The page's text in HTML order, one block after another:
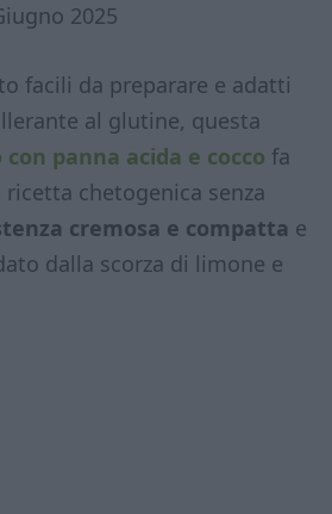
2025
facili da preparare e adatti
al glutine, questa
panna acida e cocco fa
ricetta chetogenica senza
cremosa e compatta e
dalla scorza di limone e